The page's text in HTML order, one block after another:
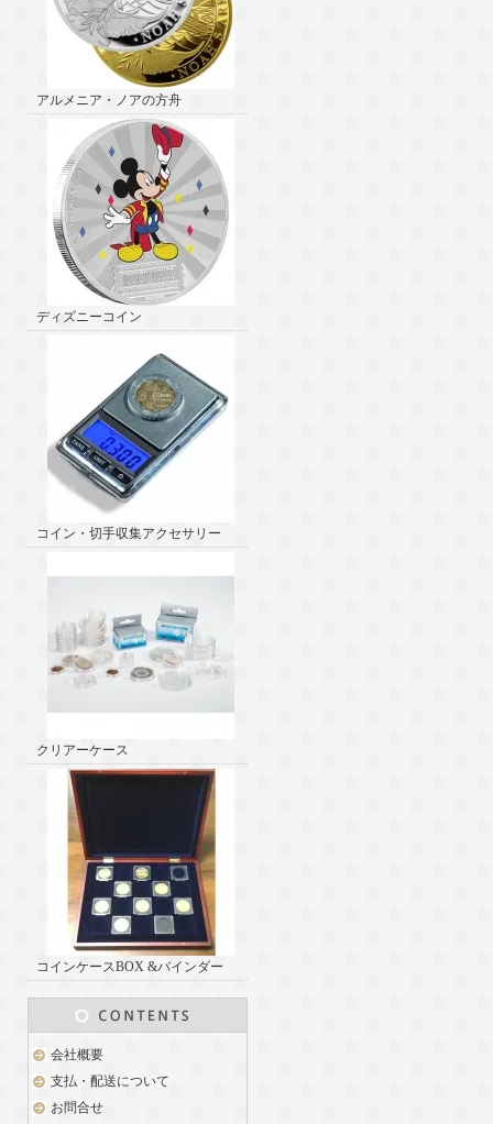
アルメニア・ノアの方舟
ディズニーコイン
コイン・切手収集アクセサリー
クリアーケース
コインケースBOX &バインダー
会社概要
支払・配送について
お問合せ